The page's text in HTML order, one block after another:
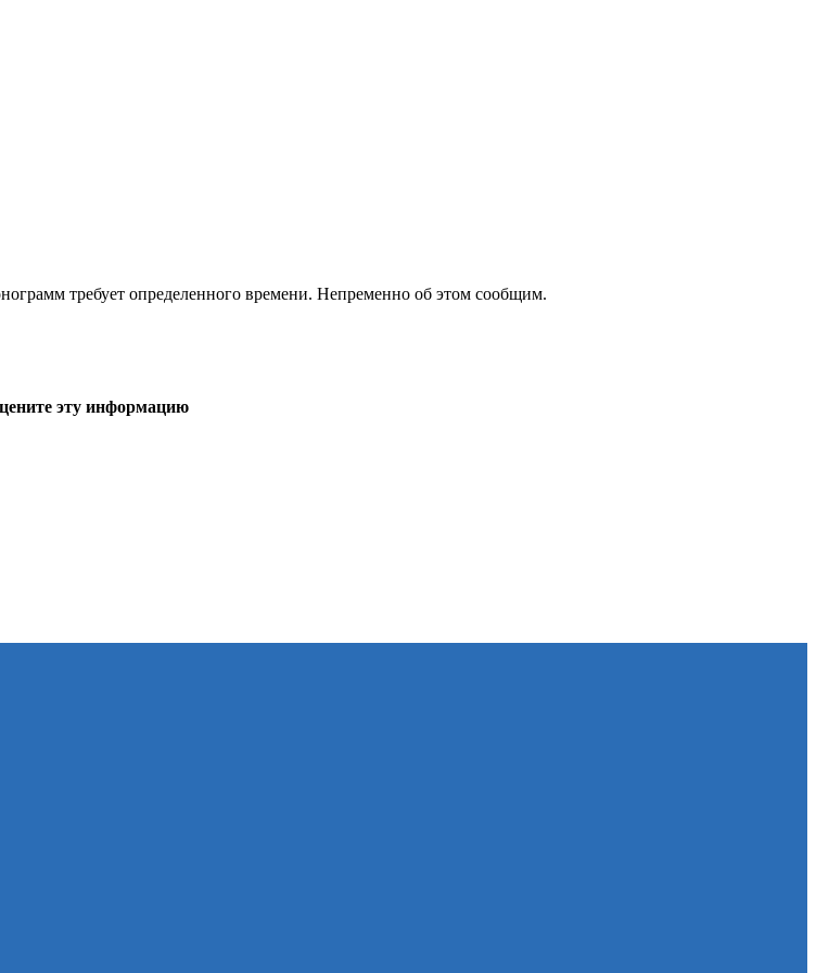
требует определенного времени. Непременно об этом сообщим.
эту информацию